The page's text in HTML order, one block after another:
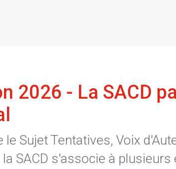
2026 - La SACD
le Sujet Tentatives, Voix
la SACD s'associe à